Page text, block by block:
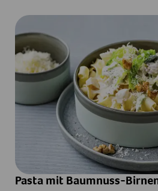
Pasta mit Baumnuss-